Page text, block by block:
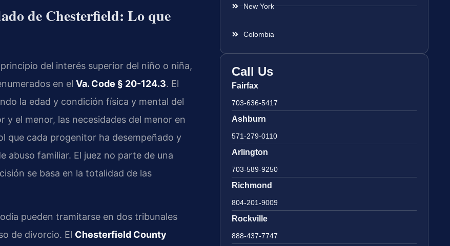
de Chesterfield: Lo que
del interés superior del niño o niña,
en el Va. Code § 20-124.3. El
la edad y condición física y mental del
el menor, las necesidades del menor en
que cada progenitor ha desempeñado y
abuso familiar. El juez no parte de una
se basa en la totalidad de las
pueden tramitarse en dos tribunales
de divorcio. El Chesterfield County
New York
Colombia
Call Us
Fairfax
703-636-5417
Ashburn
571-279-0110
Arlington
703-589-9250
Richmond
804-201-9009
Rockville
888-437-7747